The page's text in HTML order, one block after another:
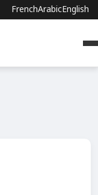
FrenchArabicEnglish